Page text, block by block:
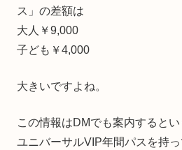
ス」の差額は
大人￥9,000
子ども￥4,000
大きいですよね。
この情報はDMでも案内すると
ユニバーサルVIP年間パスを持